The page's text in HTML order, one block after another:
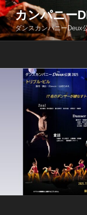
コ
ン
テ
ン
カンパニー
ダンスカンパニーDeux